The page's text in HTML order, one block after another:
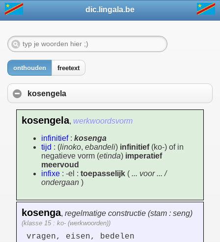
dic.lingala.be
onthouden freetext
kosengela
kosengela, werkwoordsvorm
infinitief: kosenga
tijd : (linoko, ebandeli) infinitief(ko-) of in
negatieve vorm (etinda) imperatief
meervoud
infixe : -el : toepasselijk ( ... voor ... /
ondergaan )
kosenga, regelmatige constructie (stam : seng)
(klasse 15 : ko- (werkwoorden))
vragen, eisen, bedelen